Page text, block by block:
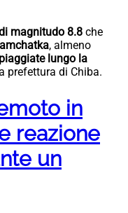
magnitudo 8.8 che
, almeno
lungo la
prefettura di Chiba.
in
reazione
un